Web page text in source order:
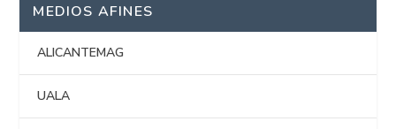
MEDIOS AFINES
ALICANTEMAG
UALA